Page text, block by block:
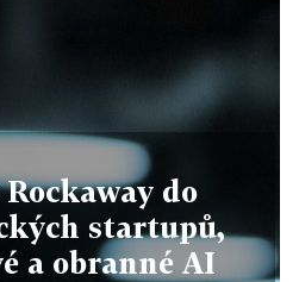
do
startupů,
a obranné AI